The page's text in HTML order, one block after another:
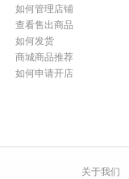
如何管理店铺
查看售出商品
如何发货
商城商品推荐
如何申请开店
关于我们